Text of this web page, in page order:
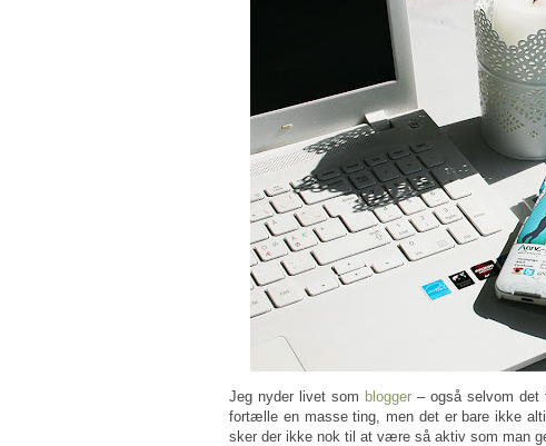
Jeg nyder livet som blogger– også selvom det
fortælle en masse ting, men det er bare ikke
sker der ikke nok til at være så aktiv som man